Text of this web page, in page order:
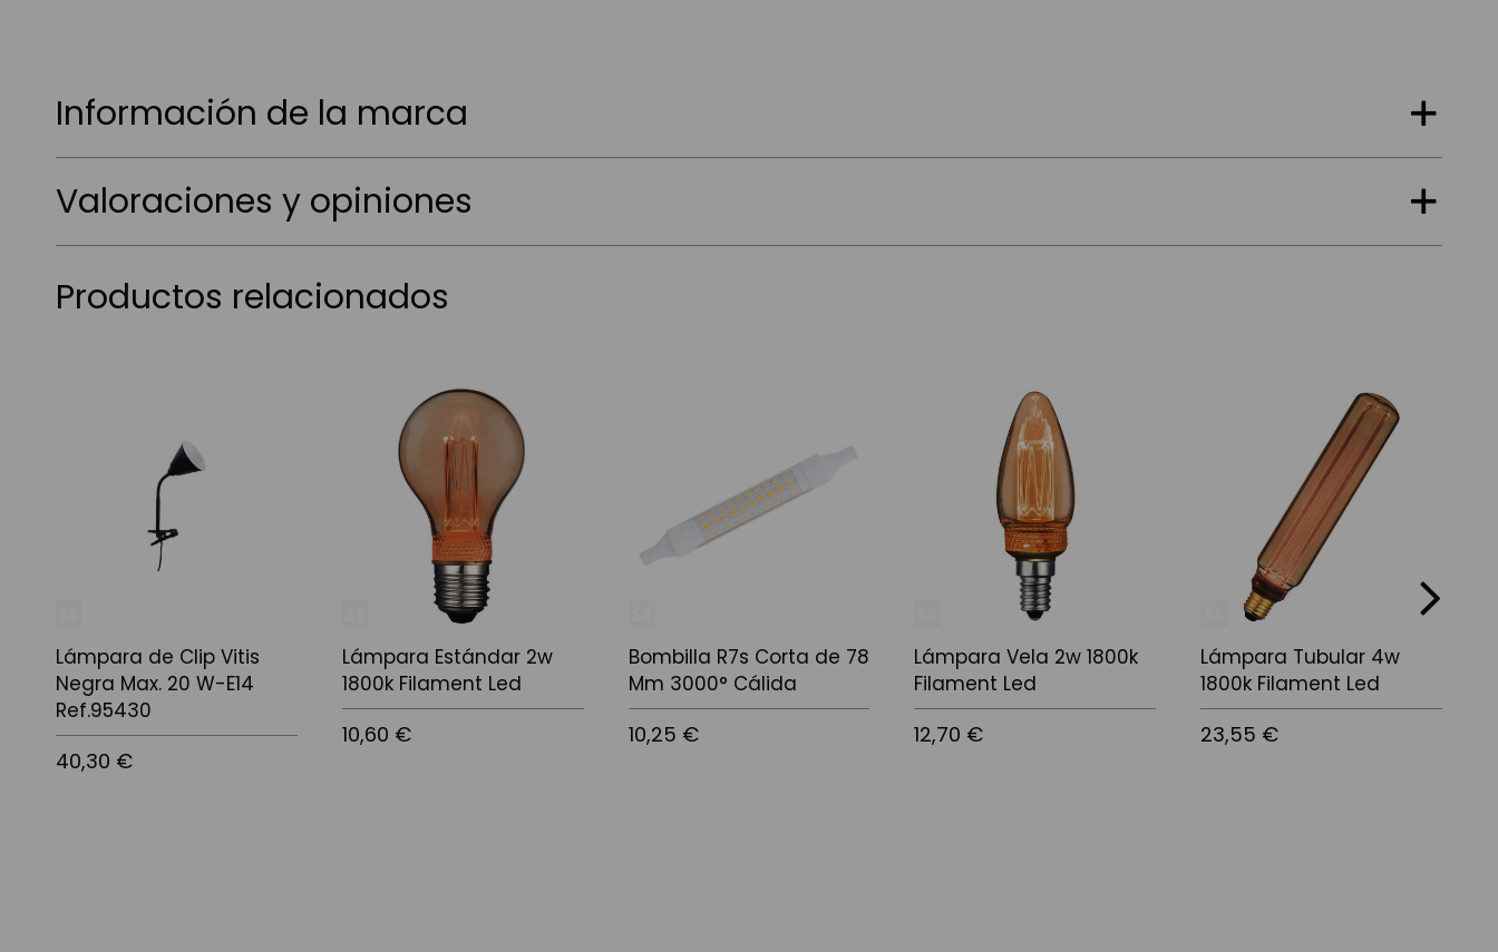
Información de la marca
Valoraciones y opiniones
Productos relacionados
Lámpara de Clip Vitis
Negra Max. 20 W-E14
Ref.95430
40,30 €
Lámpara Estándar 2w
1800k Filament Led
10,60 €
Bombilla R7s Corta de 78
Mm 3000° Cálida
10,25 €
Lámpara Vela 2w 1800k
Filament Led
12,70 €
Lámpara Tubular 4w
1800k Filament Led
23,55 €